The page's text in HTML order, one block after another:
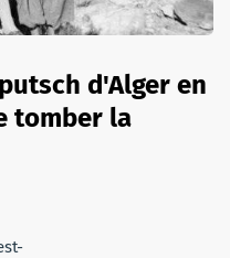
d'Alger en
tomber la